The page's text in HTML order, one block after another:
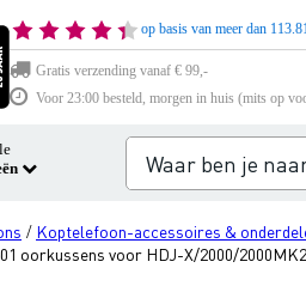
op basis van meer dan
Gratis verzending vanaf € 99,-
Voor 23:00 besteld, morgen in huis (mits op
/ Koptelefoon-accessoires &
oorkussens voor HDJ-X/2000/